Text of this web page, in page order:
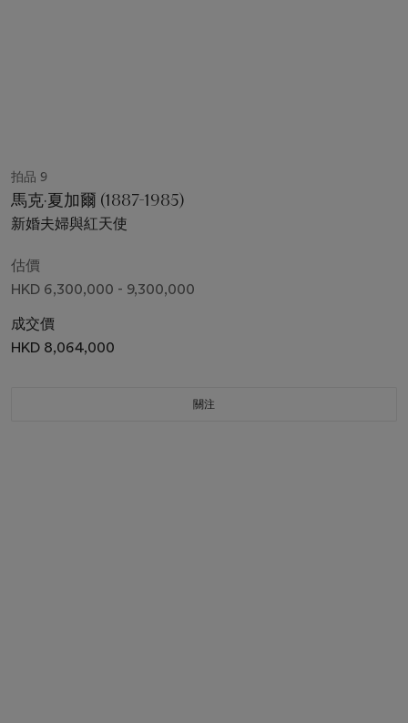
拍品 9
馬克·夏加爾 (1887-1985)
新婚夫婦與紅天使
估價
HKD 6,300,000 - 9,300,000
成交價
HKD 8,064,000
關注